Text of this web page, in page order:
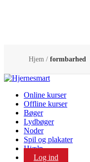
Hjem / formbarhed
Online kurser
Offline kurser
Bøger
Lydbøger
Noder
Spil og plakater
Hjælp
Log ind